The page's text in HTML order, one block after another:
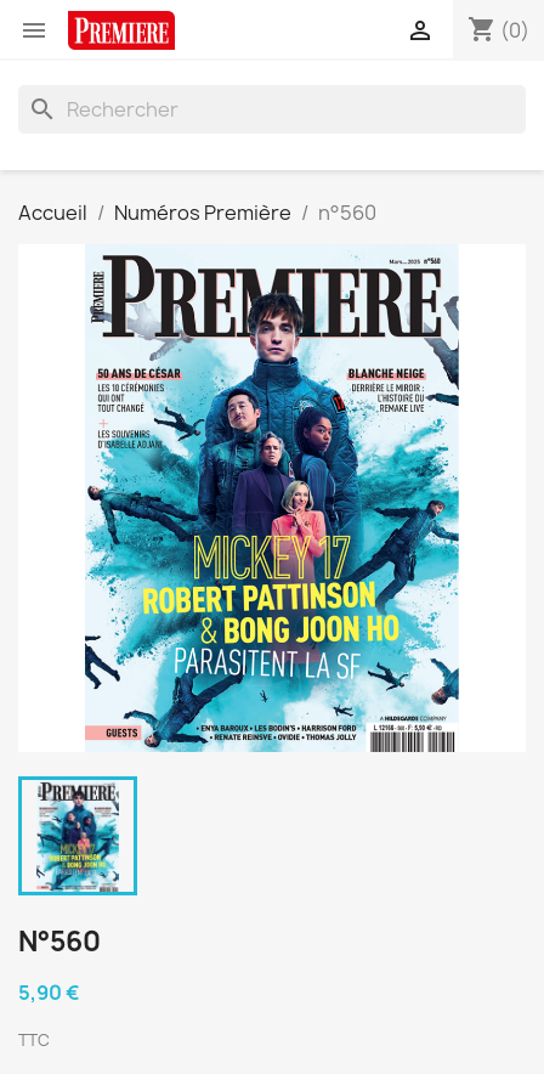
 shopping_cart (0)

search
Accueil Numéros Première n°560
N°560
5,90 €
TTC